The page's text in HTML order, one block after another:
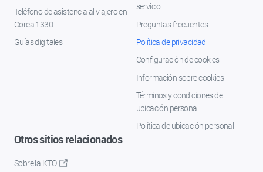
Teléfono de asistencia al viajero en
Corea 1330
Guías digitales
servicio
Preguntas frecuentes
Política de privacidad
Configuración de cookies
Información sobre cookies
Términos y condiciones de
ubicación personal
Política de ubicación personal
Otros sitios relacionados
Sobre la KTO